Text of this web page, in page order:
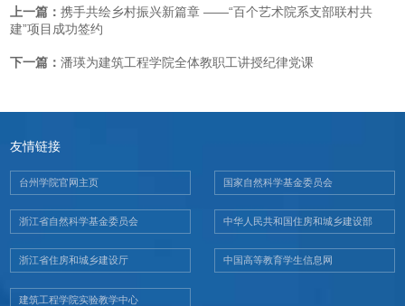
上一篇： 携手共绘乡村振兴新篇章 ——“百个艺术院系支部联村共
建”项目成功签约
下一篇： 潘瑛为建筑工程学院全体教职工讲授纪律党课
友情链接
台州学院官网主页 国家自然科学基金委员会
浙江省自然科学基金委员会 中华人民共和国住房和城乡建设部
浙江省住房和城乡建设厅 中国高等教育学生信息网
建筑工程学院实验教学中心